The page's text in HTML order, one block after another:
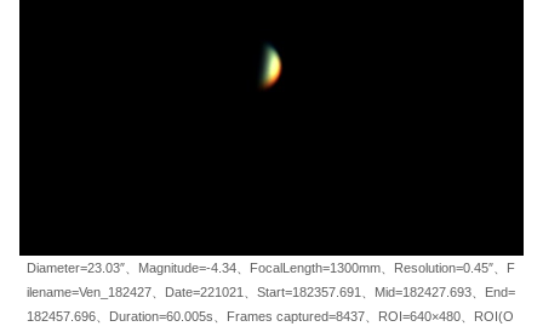
Diameter=23.03″、Magnitude=-4.34、FocalLength=1300mm、Resolution=0.45″、F
ilename=Ven_182427、Date=221021、Start=182357.691、Mid=182427.693、End=
182457.696、Duration=60.005s、Frames captured=8437、ROI=640×480、ROI(O